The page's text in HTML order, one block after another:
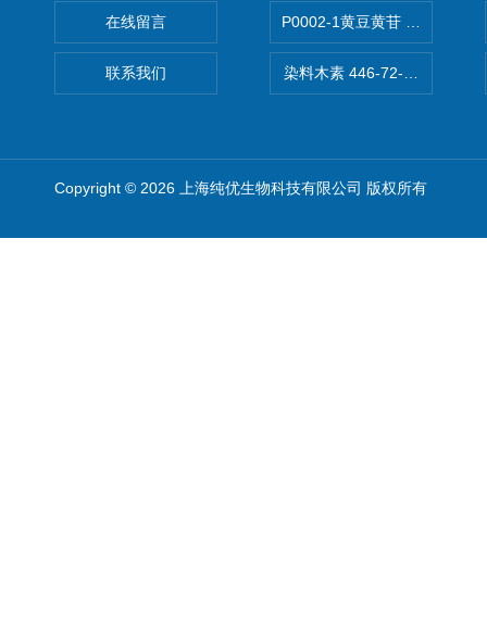
在线留言
联系我们
P0002-1黄豆黄苷 40246-10-
染料木素 446-72-0
Copyright © 2026 上海纯优生物科技有限公司 版权所有